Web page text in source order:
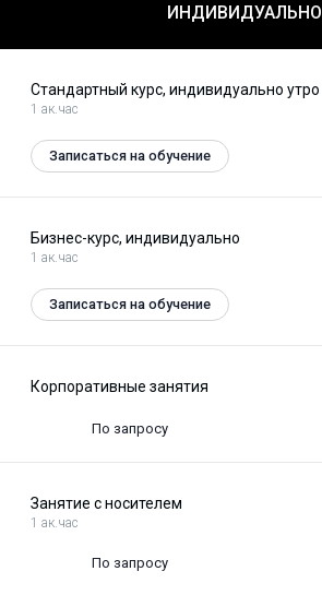
ИНДИВИДУАЛЬНО
Стандартный курс, индивидуально утро
1 ак.час
Записаться на обучение
Бизнес-курс, индивидуально
1 ак.час
Записаться на обучение
Корпоративные занятия
По запросу
Занятие с носителем
1 ак.час
По запросу